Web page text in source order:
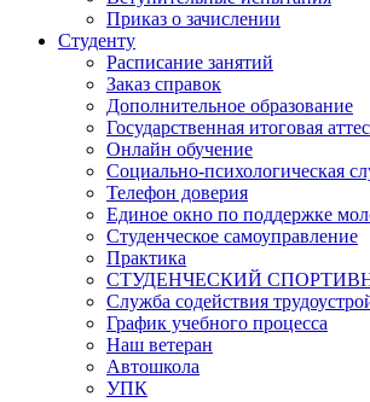
Приказ о зачислении
Студенту
Расписание занятий
Заказ справок
Дополнительное образование
Государственная итоговая
Онлайн обучение
Социально-психологическая
Телефон доверия
Единое окно по поддержке
Студенческое самоуправление
Практика
СТУДЕНЧЕСКИЙ
Служба содействия
График учебного процесса
Наш ветеран
Автошкола
УПК